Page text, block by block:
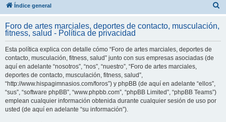
Índice general
c
Foro de artes marciales, deportes de contacto, musculación,
fitness, salud - Política de privacidad
Esta política explica con detalle cómo “Foro de artes marciales, deportes de
contacto, musculación, fitness, salud” junto con sus empresas asociadas (de
aquí en adelante “nosotros”, “nos”, “nuestro”, “Foro de artes marciales,
deportes de contacto, musculación, fitness, salud”,
“http://www.hispagimnasios.com/foros”) y phpBB (de aquí en adelante “ellos”,
“sus”, “software phpBB”, “www.phpbb.com”, “phpBB Limited”, “phpBB Teams”)
emplean cualquier información obtenida durante cualquier sesión de uso por
usted (de aquí en adelante “su información”).